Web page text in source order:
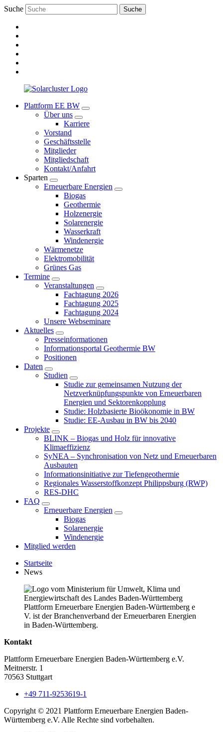
Suche Suche
Plattform EE BW
Über uns
Karriere
Vorstand
Geschäftsstelle
Mitglieder
Mitgliedschaft
Kontakt/Anfahrt
Sparten
Erneuerbare Energien
Biogas
Geothermie
Holzenergie
Solarenergie
Wasserkraft
Windenergie
Wärmenetze
Elektromobilität
Grünes Gas
Termine
Veranstaltungen
Fachtagung 2026
Fachtagung 2025
Fachtagung 2024
Unsere Webseminare
Aktuelles
Presseinformationen
Informationsportal Geothermie BW
Positionen
Daten
Studien
Studie zur gemeinsamen Nutzung der
Netzverknüpfungspunkte von Erneuerbaren
Energien und Sektorenkopplung
Studie: Holzbasierte Bioökonomie in BW
Studie: EE-Ausbau in BW bis 2040
Projekte
BLINK – Biogas und Holz für innovative
Klimaeffizienz
SyNEA – Synchronisation von Netz und Erneuerbaren
Ausbauten
Informationsinitiative zur Tiefengeothermie
Regionales Wasserstoffkonzept Philippsburg (RWP)
RES-DHC
FAQ
Erneuerbare Energien
Biogas
Solarenergie
Windenergie
Mitglied werden
Startseite
News
Plattform Erneuerbare Energien Baden-Württemberg e
V. ist der Branchenverband der Erneuerbaren Energien
in Baden-Württemberg.
Kontakt
Plattform Erneuerbare Energien Baden-Württemberg e.V.
Meitnerstr. 1
70563 Stuttgart
+49 711-9253619-1
Copyright © 2021 Plattform Erneuerbare Energien Baden-
Württemberg e.V. Alle Rechte sind vorbehalten.